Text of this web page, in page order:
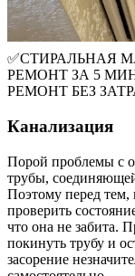
✅СТИРАЛЬНАЯ
РЕМОНТ ЗА 5
РЕМОНТ БЕЗ
Канализация
Порой проблемы с
трубы,
Поэтому перед тем,
проверить
что она не забита.
покинуть трубу и
засорение